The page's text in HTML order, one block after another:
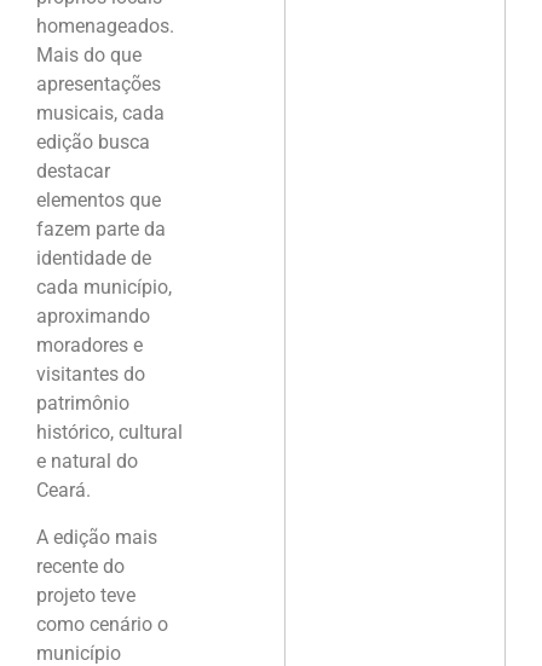
homenageados.
Mais do que
apresentações
musicais, cada
edição busca
destacar
elementos que
fazem parte da
identidade de
cada município,
aproximando
moradores e
visitantes do
patrimônio
histórico, cultural
e natural do
Ceará.
A edição mais
recente do
projeto teve
como cenário o
município